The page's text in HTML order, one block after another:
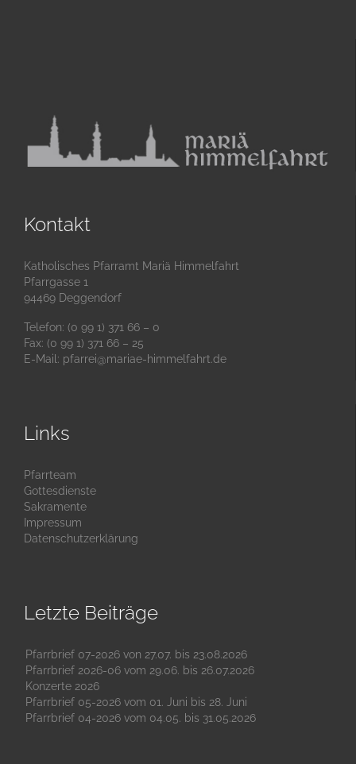
Kontakt
Katholisches Pfarramt Mariä Himmelfahrt
Pfarrgasse 1
94469 Deggendorf
Telefon: (0 99 1) 371 66 – 0
Fax: (0 99 1) 371 66 – 25
E-Mail: pfarrei@mariae-himmelfahrt.de
Links
Pfarrteam
Gottesdienste
Sakramente
Impressum
Datenschutzerklärung
Letzte Beiträge
Pfarrbrief 07-2026 von 27.07. bis 23.08.2026
Pfarrbrief 2026-06 vom 29.06. bis 26.07.2026
Konzerte 2026
Pfarrbrief 05-2026 vom 01. Juni bis 28. Juni
Pfarrbrief 04-2026 vom 04.05. bis 31.05.2026